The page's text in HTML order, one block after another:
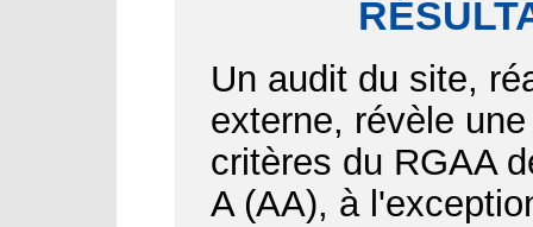
Un audit du site,
externe, révèle
critères du RGAA
A (AA), à